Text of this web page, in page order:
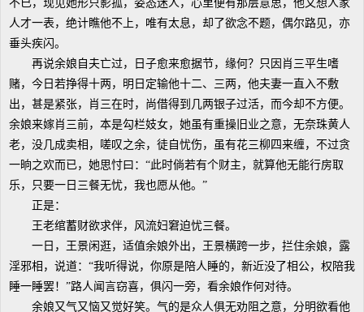
不已，现见她形只影孤，姿态迷人，心里便有那层意思，他又想人家
人才一表，绝计瞧他不上，唯有太息，却了欲念不题，偶尔路见，亦
垂头疾闪。
再说余娘自夫亡过，日子愈来愈据节，缘何？只因肖三平生嗜
赌，今日若挣得十两，明日定输他十二、三两，他夫妻一直入不敷
出，甚是紧张，肖三在时，尚借得到几两银子过活，而今却不方便。
余娘来嫁肖三前，本是勾栏妓女，她虽有重操旧业之意，无奈珠黄人
老，没几成卖相，嗟叹之余，徒自忧伤，虽有花三柳四来缠，不过贪
一晌之欢而已，她思忖曰：“此时倘若有个财主，就算他无能行房取
乐，只要一日三餐无忧，我也愿从他。”
正是：
王老绾蓄财欲求伴，风流妇窘迫忧三餐。
一日，王景闲逛，适值余娘外出，王景横跨一步，拦住余娘，露
淫邪相，说道：“我听得说，你原是陪人睡的，新近没了相公，权陪我
睡一睡罢！”路人闻言窃喜，俱闪一旁，看余娘作何对待。
余娘又气又恼又觉好笑。气的是众人俱无劝阻之意，分明欲看他